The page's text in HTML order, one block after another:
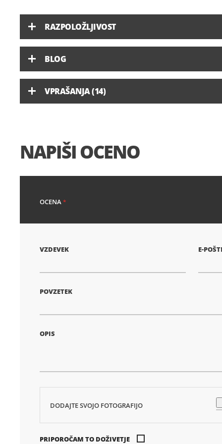
RAZPOLOŽLJIVOST
BLOG
VPRAŠANJA (14)
NAPIŠI OCENO
OCENA
VZDEVEK E-
POVZETEK
OPIS
DODAJTE SVOJO FOTOGRAFIJO
PRIPOROČAM TO DOŽIVETJE